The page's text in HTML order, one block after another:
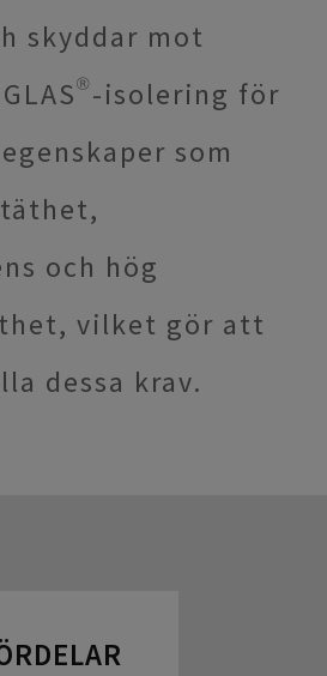
skyddar mot
isolering för
som
och hög
vilket gör att
dessa krav.